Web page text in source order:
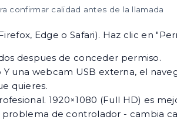
confirmar calidad antes de la llamada
Edge o Safari). Haz clic en
despues de conceder permiso.
una webcam USB externa, el
quieres.
1920×1080 (Full HD) es
de controlador - cambia